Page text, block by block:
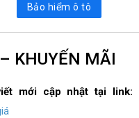
Bảo hiểm ô tô
KHUYẾN MÃI
mới cập nhật tại link: